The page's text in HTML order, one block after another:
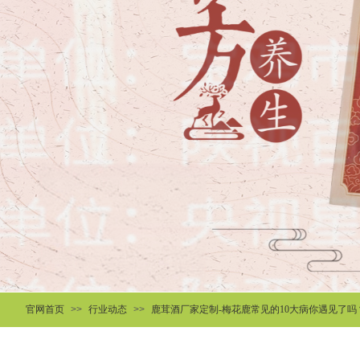
官网首页 >> 行业动态 >> 鹿茸酒厂家定制-梅花鹿常见的10大病你遇见了吗